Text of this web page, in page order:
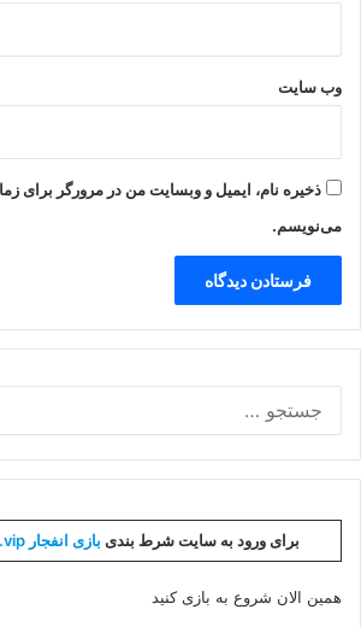
وب‌ سایت
ذخیره نام، ایمیل و وبسایت من در مرورگر برای
می‌نویسم.
برای ورود به سایت شرط بندی بازی انفجار enfejar.vip
همین الان شروع به بازی کنید